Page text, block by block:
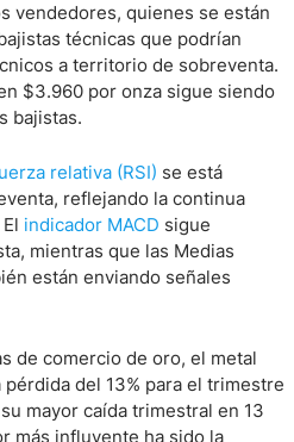
vendedores, quienes se están
técnicas que podrían
a territorio de sobreventa.
$3.960 por onza sigue siendo
bajistas.
relativa (RSI) se está
reflejando la continua
indicador MACD sigue
mientras que las Medias
están enviando señales
de comercio de oro, el metal
del 13% para el trimestre
mayor caída trimestral en 13
más influyente ha sido la